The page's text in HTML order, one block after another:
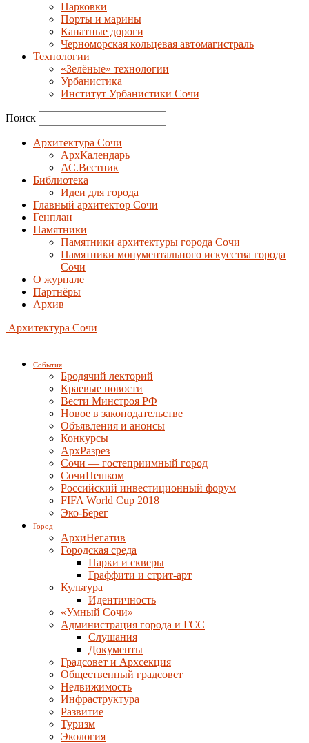
Парковки
Порты и марины
Канатные дороги
Черноморская кольцевая автомагистраль
Технологии
«Зелёные» технологии
Урбанистика
Институт Урбанистики Сочи
Поиск
Архитектура Сочи
АрхКалендарь
АС.Вестник
Библиотека
Идеи для города
Главный архитектор Сочи
Генплан
Памятники
Памятники архитектуры города Сочи
Памятники монументального искусства города
Сочи
О журнале
Партнёры
Архив
Архитектура Сочи
События
Бродячий лекторий
Краевые новости
Вести Минстроя РФ
Новое в законодательстве
Объявления и анонсы
Конкурсы
АрхРазрез
Сочи — гостеприимный город
СочиПешком
Российский инвестиционный форум
FIFA World Cup 2018
Эко-Берег
Город
АрхиНегатив
Городская среда
Парки и скверы
Граффити и стрит-арт
Культура
Идентичность
«Умный Сочи»
Администрация города и ГСС
Слушания
Документы
Градсовет и Архсекция
Общественный градсовет
Недвижимость
Инфраструктура
Развитие
Туризм
Экология